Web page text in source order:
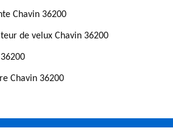
Chavin 36200
de velux Chavin 36200
Chavin 36200